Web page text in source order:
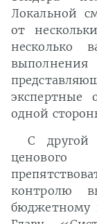
Локальной
от
несколько
экспертные
одной
С другой
контролю
бюджетному